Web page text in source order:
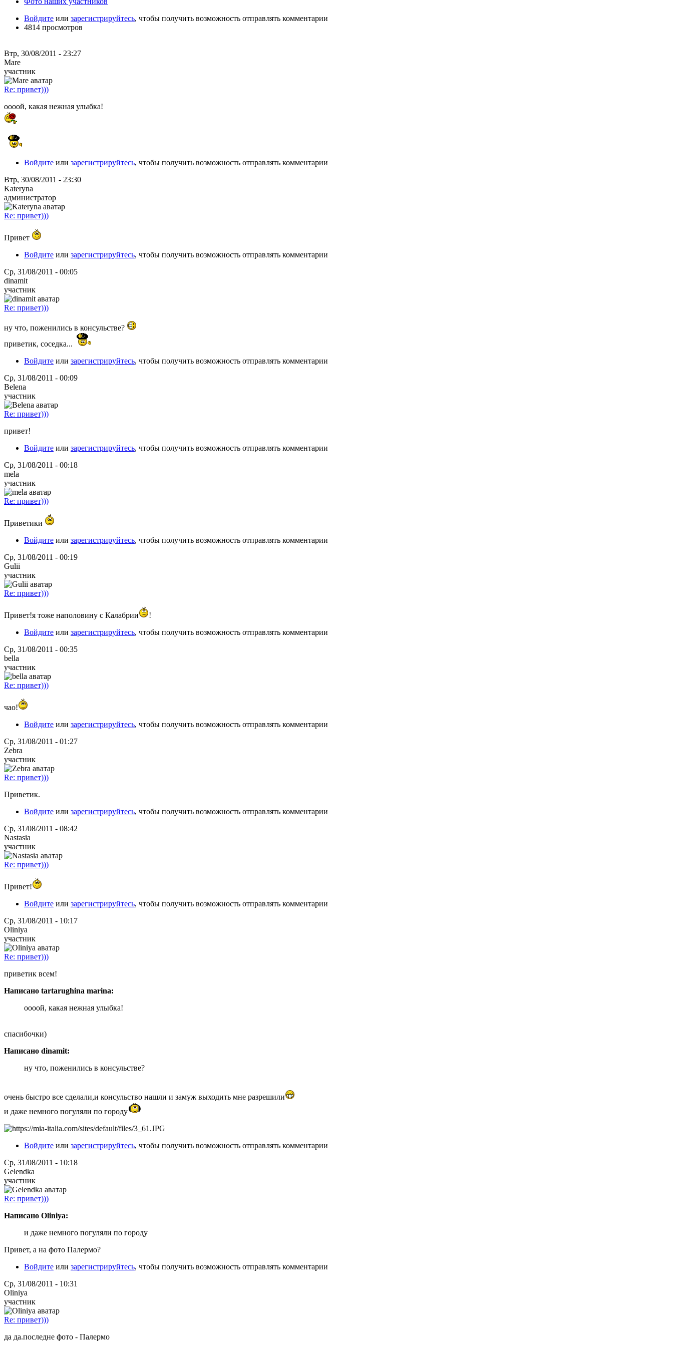
Войдите или зарегистрируйтесь, чтобы получить возможность отправлять комментарии
4814 просмотров
Втр, 30/08/2011 - 23:27
Mare
участник
Re: привет)))
оооой, какая нежная улыбка!
Войдите или зарегистрируйтесь, чтобы получить возможность отправлять комментарии
Втр, 30/08/2011 - 23:30
Kateryna
администратор
Re: привет)))
Привет
Войдите или зарегистрируйтесь, чтобы получить возможность отправлять комментарии
Ср, 31/08/2011 - 00:05
dinamit
участник
Re: привет)))
ну что, поженились в консульстве?
приветик, соседка...
Войдите или зарегистрируйтесь, чтобы получить возможность отправлять комментарии
Ср, 31/08/2011 - 00:09
Belena
участник
Re: привет)))
привет!
Войдите или зарегистрируйтесь, чтобы получить возможность отправлять комментарии
Ср, 31/08/2011 - 00:18
mela
участник
Re: привет)))
Приветики
Войдите или зарегистрируйтесь, чтобы получить возможность отправлять комментарии
Ср, 31/08/2011 - 00:19
Gulii
участник
Re: привет)))
Привет!я тоже наполовину с Калабрии
!
Войдите или зарегистрируйтесь, чтобы получить возможность отправлять комментарии
Ср, 31/08/2011 - 00:35
bella
участник
Re: привет)))
чао!
Войдите или зарегистрируйтесь, чтобы получить возможность отправлять комментарии
Ср, 31/08/2011 - 01:27
Zebra
участник
Re: привет)))
Приветик.
Войдите или зарегистрируйтесь, чтобы получить возможность отправлять комментарии
Ср, 31/08/2011 - 08:42
Nastasia
участник
Re: привет)))
Привет!
Войдите или зарегистрируйтесь, чтобы получить возможность отправлять комментарии
Ср, 31/08/2011 - 10:17
Oliniya
участник
Re: привет)))
приветик всем!
Написано tartarughina marina:
оооой, какая нежная улыбка!
спасибочки)
Написано dinamit:
ну что, поженились в консульстве?
очень быстро все сделали,и консульство нашли и замуж выходить мне разрешили
и даже немного погуляли по городу
Войдите или зарегистрируйтесь, чтобы получить возможность отправлять комментарии
Ср, 31/08/2011 - 10:18
Gelendka
участник
Re: привет)))
Написано Oliniya:
и даже немного погуляли по городу
Привет, а на фото Палермо?
Войдите или зарегистрируйтесь, чтобы получить возможность отправлять комментарии
Ср, 31/08/2011 - 10:31
Oliniya
участник
Re: привет)))
да да.последне фото - Палермо